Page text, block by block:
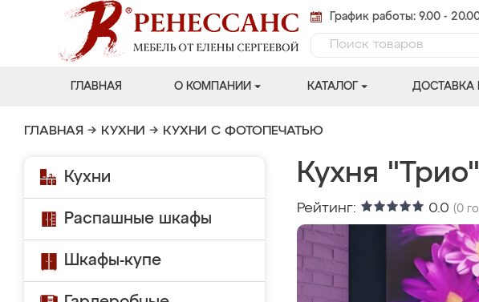
График работы: 9.00 -
ГЛАВНАЯ О КОМПАНИИ КАТАЛОГ ДОСТАВКА
ГЛАВНАЯ → КУХНИ → КУХНИ С ФОТОПЕЧАТЬЮ
Кухни
Распашные шкафы
Шкафы-купе
Кухня "Трио"
Рейтинг: 0.0 (0